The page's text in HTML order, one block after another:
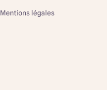
Mentions légales